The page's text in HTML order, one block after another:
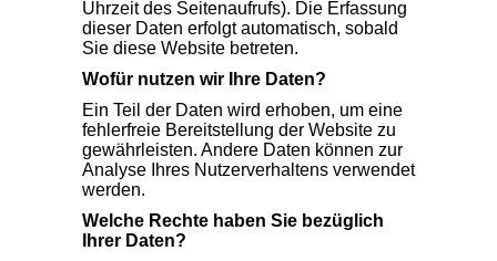
Uhrzeit des Seitenaufrufs). Die Erfassung
dieser Daten erfolgt automatisch, sobald
Sie diese Website betreten.
Wofür nutzen wir Ihre Daten?
Ein Teil der Daten wird erhoben, um eine
fehlerfreie Bereitstellung der Website zu
gewährleisten. Andere Daten können zur
Analyse Ihres Nutzerverhaltens verwendet
werden.
Welche Rechte haben Sie bezüglich
Ihrer Daten?